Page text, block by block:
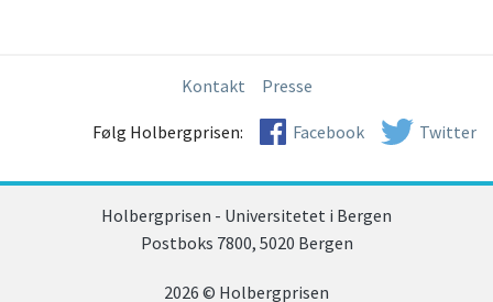
Kontakt Presse
Følg Holbergprisen: Facebook Twitter
Holbergprisen - Universitetet i Bergen
Postboks 7800, 5020 Bergen
2026 © Holbergprisen